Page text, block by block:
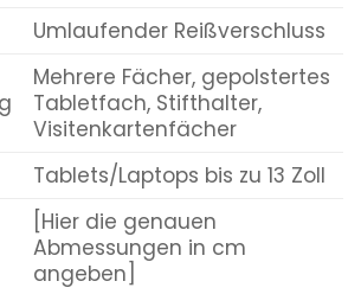
Umlaufender Reißverschluss
Mehrere Fächer, gepolstertes
Tabletfach, Stifthalter,
Visitenkartenfächer
Tablets/Laptops bis zu 13 Zoll
[Hier die genauen
Abmessungen in cm
angeben]